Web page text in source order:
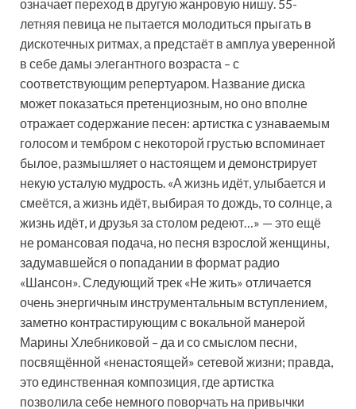
означает переход в другую жанровую нишу. 55-
летняя певица не пытается молодиться прыгать в
дискотечных ритмах, а предстаёт в амплуа уверенной
в себе дамы элегантного возраста – с
соответствующим репертуаром. Название диска
может показаться претенциозным, но оно вполне
отражает содержание песен: артистка с узнаваемым
голосом и тембром с некоторой грустью вспоминает
былое, размышляет о настоящем и демонстрирует
некую усталую мудрость. «А жизнь идёт, улыбается и
смеётся, а жизнь идёт, выбирая то дождь, то солнце, а
жизнь идёт, и друзья за столом редеют…» — это ещё
не романсовая подача, но песня взрослой женщины,
задумавшейся о попадании в формат радио
«Шансон». Следующий трек «Не жить» отличается
очень энергичным инструментальным вступлением,
заметно контрастирующим с вокальной манерой
Марины Хлебниковой – да и со смыслом песни,
посвящённой «ненастоящей» сетевой жизни; правда,
это единственная композиция, где артистка
позволила себе немного поворчать на привычки